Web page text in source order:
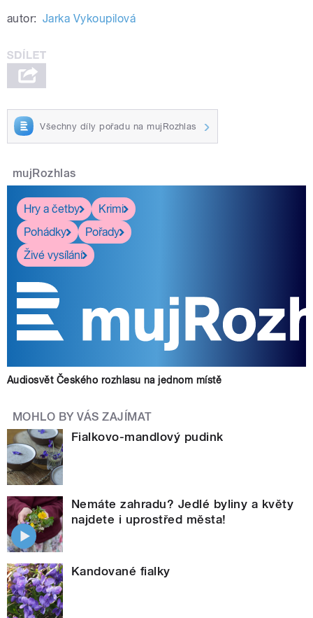
autor: Jarka Vykoupilová
Všechny díly pořadu na mujRozhlas
mujRozhlas
Hry a četby
Krimi
Pohádky
Pořady
Živé vysílání
Audiosvět Českého rozhlasu na jednom místě
MOHLO BY VÁS ZAJÍMAT
Fialkovo-mandlový pudink
Nemáte zahradu? Jedlé byliny a květy
najdete i uprostřed města!
Kandované fialky